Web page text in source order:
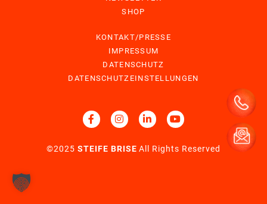
SHOP
KONTAKT/PRESSE
IMPRESSUM
DATENSCHUTZ
DATENSCHUTZEINSTELLUNGEN
©2025STEIFE BRISE All Rights Reserved